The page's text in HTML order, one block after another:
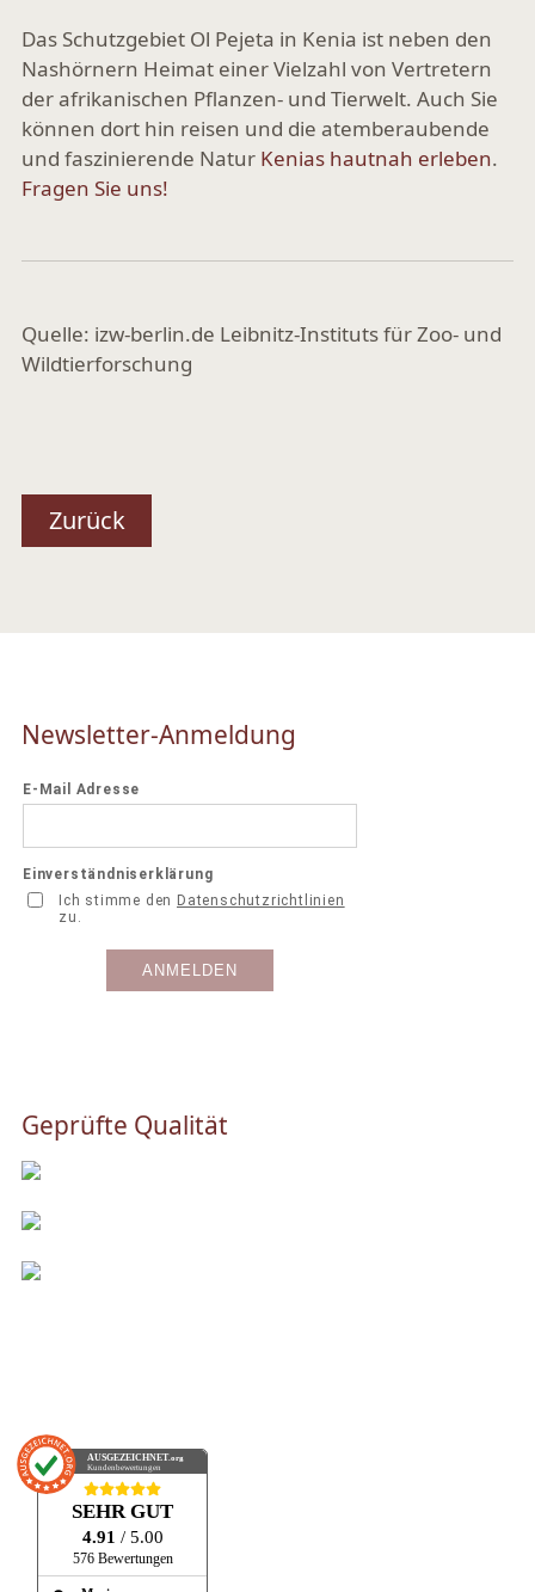
Das Schutzgebiet Ol Pejeta in Kenia ist neben den
Nashörnern Heimat einer Vielzahl von Vertretern
der afrikanischen Pflanzen- und Tierwelt. Auch Sie
können dort hin reisen und die atemberaubende
und faszinierende Natur Kenias hautnah erleben.
Fragen Sie uns!
Quelle: izw-berlin.de Leibnitz-Instituts für Zoo- und
Wildtierforschung
Zurück
Newsletter-Anmeldung
Geprüfte Qualität
AUSGEZEICHNET.org
Kundenbewertungen
SEHR GUT
4.91 / 5.00
576 Bewertungen